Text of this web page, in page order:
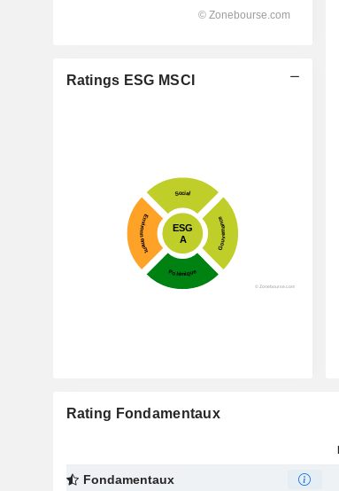
Ratings ESG MSCI
Rating Fondamentaux
Fondamentaux